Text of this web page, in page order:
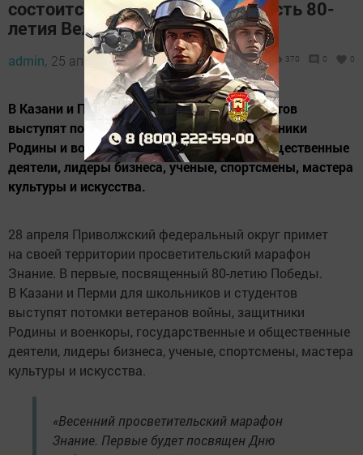
состоится марафон Знание в честь 80-
летия Великой Победы
admin, 25 апреля 2025 - 10:42 370 0 0
В Казани и Перми для школьников и студентов
выступят потомки ветеранов войны, защитники
Родины и военкоры, государственные и общественные
деятели, лидеры бизнеса, ученые, спортсмены, мастера
культуры и искусства.
28 апреля Приволжский федеральный округ примет
на своей территории просветительский марафон
Знание. В первые, посвященный 80-летию Победы.
В Казани и Перми для школьников и студентов
выступят потомки ветеранов войны, защитники
Родины и военкоры, государственные и общественные
деятели, лидеры бизнеса, ученые, спортсмены, мастера
культуры и искусства.
«Весенний просветительский марафон
Знание. Первые будет посвящен Дню